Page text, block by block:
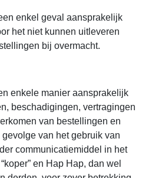
enkel geval aansprakelijk
het niet kunnen uitleveren
bij overmacht.
enkele manier aansprakelijk
beschadigingen, vertragingen
van bestellingen en
van het gebruik van
communicatiemiddel in het
en Hap Hap, dan wel